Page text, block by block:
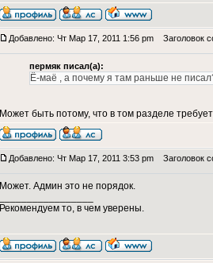
Добавлено: Чт Мар 17, 2011 1:56 pm Заголовок
пермяк писал(а):
Ё-маё , а почему я там раньше не
Может быть потому, что в том разделе
Добавлено: Чт Мар 17, 2011 3:53 pm Заголовок
Может. Админ это не порядок.
Рекомендуем то, в чем уверены.